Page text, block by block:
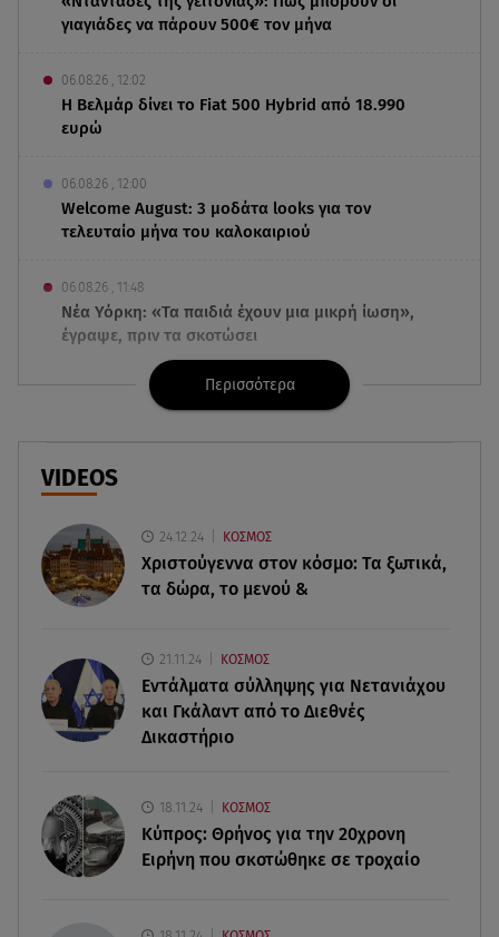
γιαγιάδες να πάρουν 500€ τον μήνα
06.08.26 , 12:02
Η Βελμάρ δίνει το Fiat 500 Hybrid από 18.990
ευρώ
06.08.26 , 12:00
Welcome August: 3 μοδάτα looks για τον
τελευταίο μήνα του καλοκαιριού
06.08.26 , 11:48
Νέα Υόρκη: «Τα παιδιά έχουν μια μικρή ίωση»,
έγραψε, πριν τα σκοτώσει
06.08.26 , 11:28
Αλεξάνδρου σε Ελληνίδου: «Πόσο πιο πάνω
απ΄την πίστα το θες;»
06.08.26 , 11:17
Στην παραλία η Αποστολία Ζώη: « Γεμάτη
αλμύρα»
06.08.26 , 11:17
06.08.26 , 11:16
Κηδεία Λάκη Χαλκιά: Συντετριμμένη η σύζυγός
του στο τελευταίο «αντίο»
06.08.26 , 11:00
Κώστας Τουρνάς - Διονύσης Τσακνής «Το Ροκ το
Ελληνικό», στο Θέατρο Άλσος
Περισσότερα
VIDEOS
24.12.24 ΚΟΣΜΟΣ
Χριστούγεννα στον κόσμο: Tα ξωτικά,
τα δώρα, το μενού &
21.11.24 ΚΟΣΜΟΣ
Εντάλματα σύλληψης για Νετανιάχου
και Γκάλαντ από το Διεθνές
Δικαστήριο
18.11.24 ΚΟΣΜΟΣ
Κύπρος: Θρήνος για την 20χρονη
Ειρήνη που σκοτώθηκε σε τροχαίο